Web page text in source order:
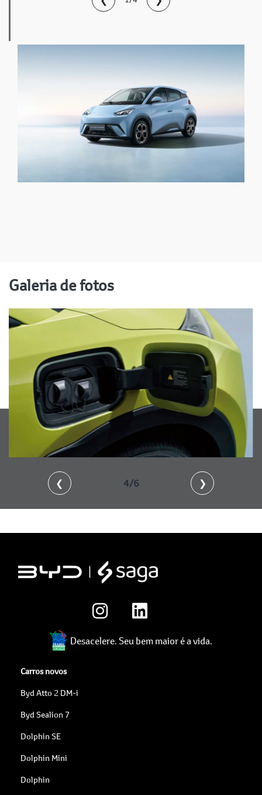
Galeria de fotos
❮ 5/6 ❯
Desacelere. Seu bem maior é a vida.
Carros novos
Byd Atto 2 DM-i
Byd Sealion 7
Dolphin SE
Dolphin Mini
Dolphin